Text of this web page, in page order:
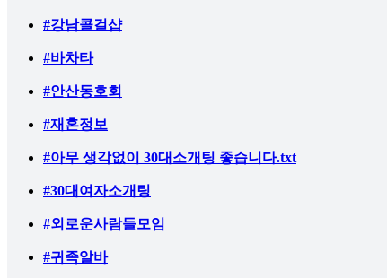
#강남콜걸샵
#바차타
#안산동호회
#재혼정보
#아무 생각없이 30대소개팅 좋습니다.txt
#30대여자소개팅
#외로운사람들모임
#귀족알바